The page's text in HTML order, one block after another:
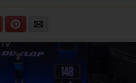
Google+ Pinterest